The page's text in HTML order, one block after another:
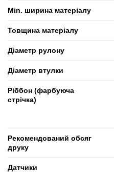
Min. ширина матеріалу
Товщина матеріалу
Діаметр рулону
Діаметр втулки
Ріббон (фарбуюча
стрічка)
Рекомендований обсяг
друку
Датчики